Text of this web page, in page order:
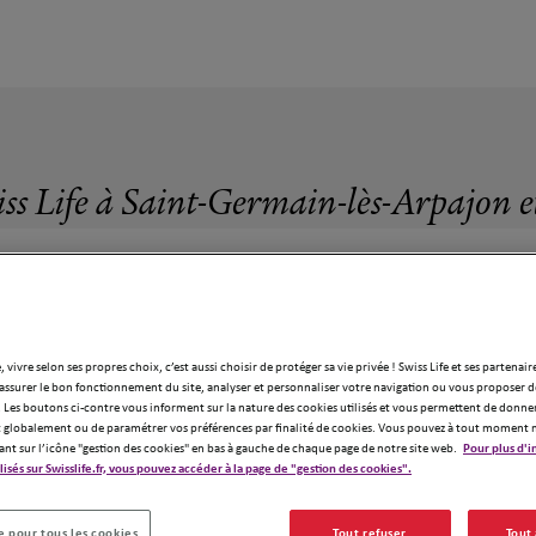
Life à Saint-Germain-lès-Arpajon
Swiss Life à Saint-Germain-lès-
vivre selon ses propres choix, c’est aussi choisir de protéger sa vie privée ! Swiss Life et ses
le bon fonctionnement du site, analyser et personnaliser votre navigation ou vous proposer
Les boutons ci-contre vous informent sur la nature des cookies utilisés et vous permettent de
ou de paramétrer vos préférences par finalité de cookies. Vous pouvez à tout moment
sur l’icône "gestion des cookies" en bas à gauche de chaque page de notre site web. Pour plus
sur Swisslife.fr, vous pouvez accéder à la page de "gestion des cookies".